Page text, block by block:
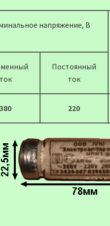
напряжение, В
ток
Постоянный
ток
380 220